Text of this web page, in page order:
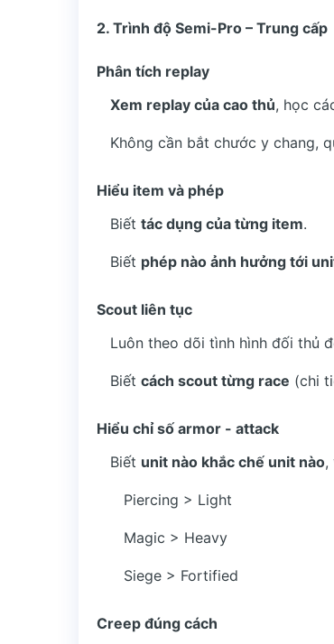
2. Trình độ Semi-Pro – Trung cấp
Phân tích replay
Xem replay của cao thủ, học
Không cần bắt chước y chang,
Hiểu item và phép
Biết tác dụng của từng item.
Biết phép nào ảnh hưởng tới
Scout liên tục
Luôn theo dõi tình hình đối thủ
Biết cách scout từng race (chi
Hiểu chỉ số armor - attack
Biết unit nào khắc chế unit nào,
Piercing > Light
Magic > Heavy
Siege > Fortified
Creep đúng cách